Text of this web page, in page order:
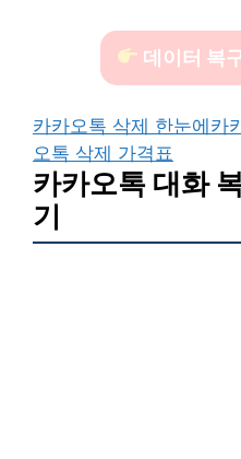
데이터 복
카카오톡 삭제 한눈에 카
오톡 삭제 가격표
카카오톡 대화
기